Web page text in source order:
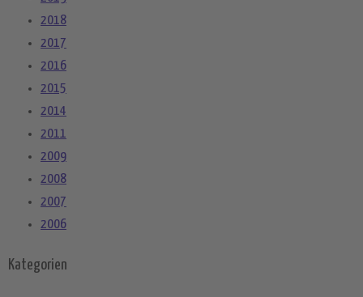
2018
2017
2016
2015
2014
2011
2009
2008
2007
2006
Kategorien